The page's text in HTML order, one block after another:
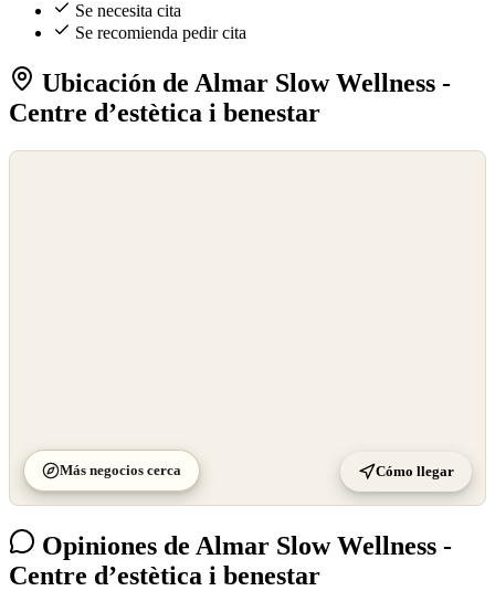
Se necesita cita
Se recomienda pedir cita
Ubicación de Almar Slow Wellness -
Centre d’estètica i benestar
Más negocios cerca Cómo llegar
Opiniones de Almar Slow Wellness -
Centre d’estètica i benestar